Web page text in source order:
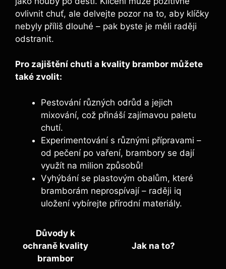
ovlivnit chuť, ale delvejte pozor na to, aby klíčky
nebyly příliš dlouhé – pak byste je měli raději
odstranit.
Pro zajištění chuti a kvality brambor můžete
také zvolit:
Pestování různých odrůd a jejich
mixování, což přináší zajímavou paletu
chutí.
Experimentování s různými přípravami –
od pečení po vaření, brambory se dají
využít na milion způsobů!
Vyhýbání se plastovým obalům, které
bramborám neprospívají – raději iq
uložení vybírejte přírodní materiály.
Důvody k
ochraně kvality
brambor
Jak na to?